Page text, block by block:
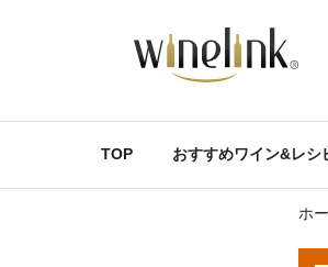
TOP おすすめワイン&レシ
ホ